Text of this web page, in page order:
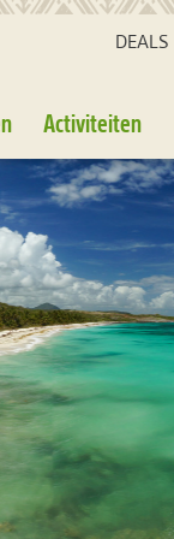
DEALS
Activiteiten